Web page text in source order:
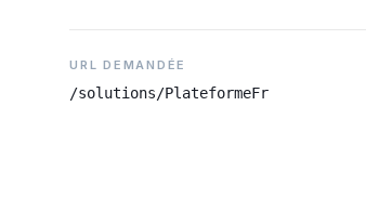
URL DEMANDÉE
/solutions/PlateformeFr